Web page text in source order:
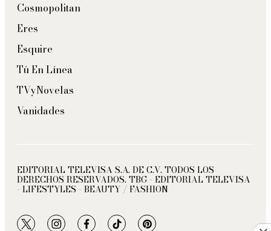
Cosmopolitan
Eres
Esquire
Tú En Línea
TVyNovelas
Vanidades
EDITORIAL TELEVISA S.A. DE C.V. TODOS LOS
DERECHOS RESERVADOS. TBG - EDITORIAL TELEVISA
- LIFESTYLES - BEAUTY / FASHION